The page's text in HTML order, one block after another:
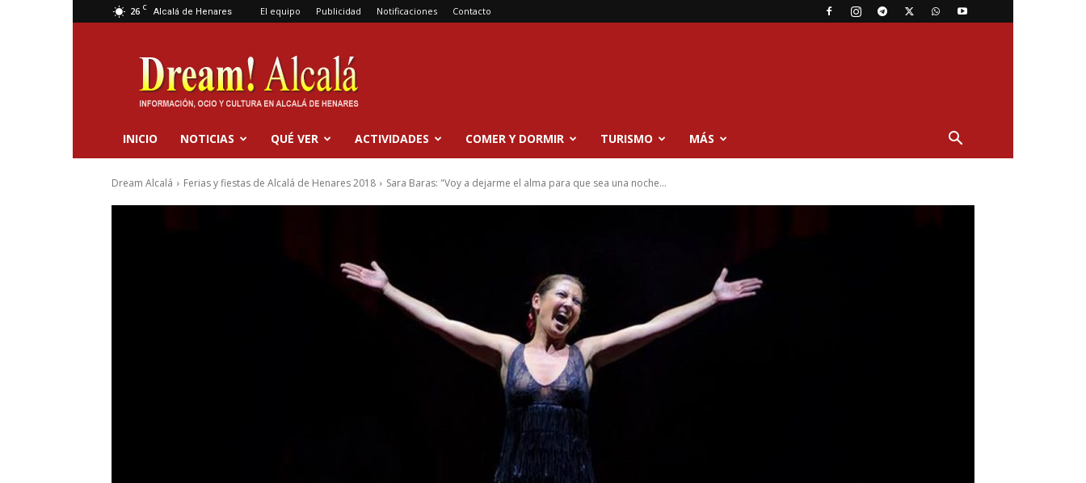
26 C Alcalá de Henares El equipo Publicidad Notificaciones Contacto
Dream
Alcalá
INICIO NOTICIAS QUÉ VER ACTIVIDADES COMER Y DORMIR TURISMO MÁS
Dream Alcalá Ferias y fiestas de Alcalá de Henares 2018 Sara Baras: "Voy a dejarme el alma para que sea una noche...